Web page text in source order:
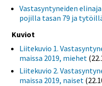
Vastasyntyneiden
pojilla tasan 79 ja
Kuviot
Liitekuvio 1.
maissa 2019, miehet
Liitekuvio 2.
maissa 2019, naiset